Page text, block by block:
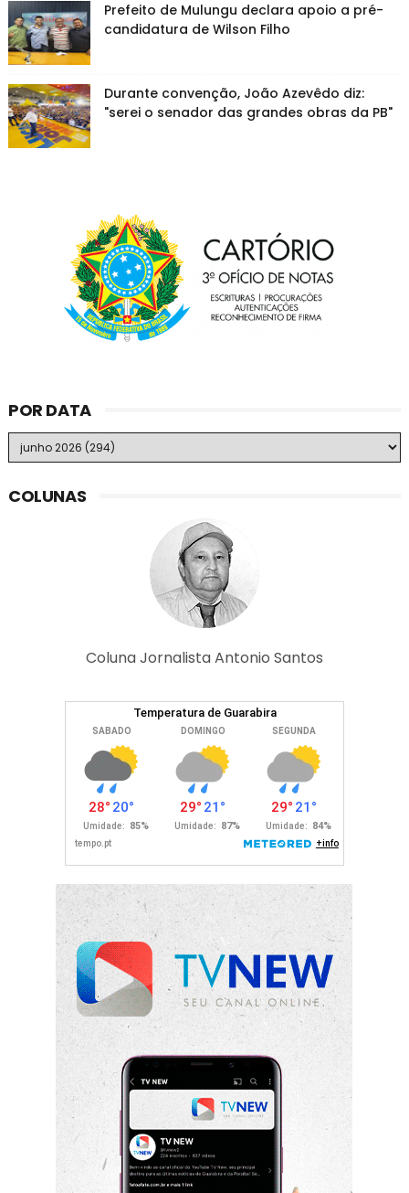
Prefeito de Mulungu declara apoio a pré-
candidatura de Wilson Filho
Durante convenção, João Azevêdo diz:
"serei o senador das grandes obras da PB"
POR DATA
COLUNAS
Coluna Jornalista Antonio Santos